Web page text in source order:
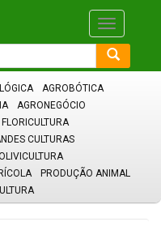
Toggle
AGROBÓTICA
AGRONEGÓCIO
FLORICULTURA
CULTURAS
PRODUÇÃO ANIMAL